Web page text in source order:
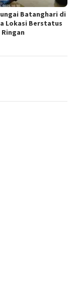
Batanghari di
Lokasi Berstatus